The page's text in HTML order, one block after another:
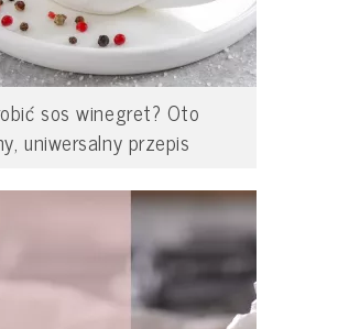
sos winegret? Oto
uniwersalny przepis